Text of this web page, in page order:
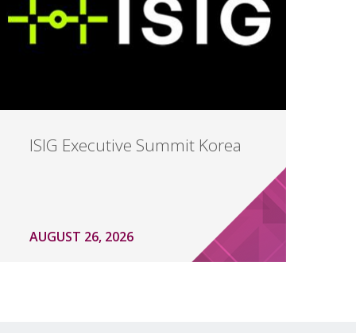
ISIG Executive Summit Korea
AUGUST 26, 2026